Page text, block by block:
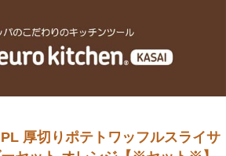
厚切りポテトワッフルスライサ